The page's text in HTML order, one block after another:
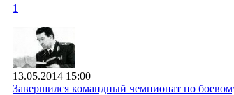
1
13.05.2014 15:00
Завершился командный чемпионат по